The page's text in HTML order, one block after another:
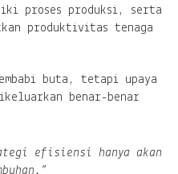
proses produksi, serta
produktivitas tenaga
buta, tetapi upaya
benar-benar
efisiensi hanya akan